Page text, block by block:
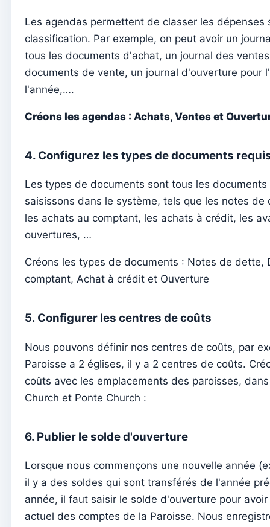
Notification des montants ouverts (par email)
Reçu
Note de dette (Retour)
Note de dette
Avenças
Alliances
Página de internet
Comment gérer les paramètres du site Web
Menus
Événements
Contenu
Site web
Comment utiliser Événements pour gérer les inscriptions
Le contenu de base du site Web n'est pas mis à jour en ligne
Envoyer des notifications push sur le contenu et les
Activer l'application mobile
Configurations de base pour un site web hébergé sur Kyrios
Les agendas permettent de classer les dépenses
classification. Par exemple, on peut avoir un
tous les documents d'achat, un journal des
documents de vente, un journal d'ouverture pour
l'année,….
Créons les agendas : Achats, Ventes et
4. Configurez les types de documents
Les types de documents sont tous les documents
saisissons dans le système, tels que les notes de
les achats au comptant, les achats à crédit, les
ouvertures, …
Créons les types de documents : Notes de dette,
comptant, Achat à crédit et Ouverture
5. Configurer les centres de coûts
Nous pouvons définir nos centres de coûts, par
Paroisse a 2 églises, il y a 2 centres de coûts.
coûts avec les emplacements des paroisses,
Church et Ponte Church :
6. Publier le solde d'ouverture
Lorsque nous commençons une nouvelle année
il y a des soldes qui sont transférés de l'année
année, il faut saisir le solde d'ouverture pour
actuel des comptes de la Paroisse. Nous